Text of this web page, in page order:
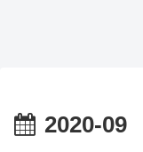
2020-09